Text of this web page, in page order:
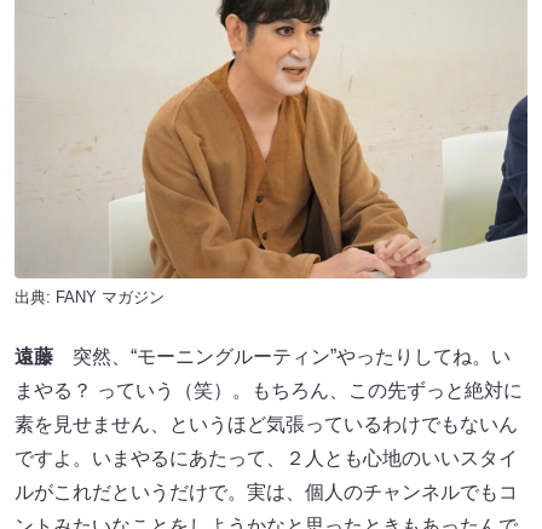
出典: FANY マガジン
遠藤 突然、“モーニングルーティン”やったりしてね。い
まやる？ っていう（笑）。もちろん、この先ずっと絶対に
素を見せません、というほど気張っているわけでもないん
ですよ。いまやるにあたって、２人とも心地のいいスタイ
ルがこれだというだけで。実は、個人のチャンネルでもコ